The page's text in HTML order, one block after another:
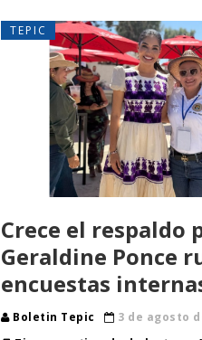
TEPIC
Crece el respaldo
Geraldine Ponce
encuestas
Boletin Tepic
3 de agosto